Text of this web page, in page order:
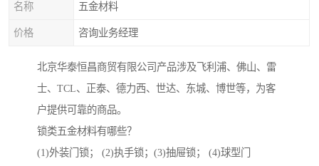
名称 五金材料
价格 咨询业务经理
北京华泰恒昌商贸有限公司产品涉及飞利浦、佛山、雷
士、TCL、正泰、德力西、世达、东城、博世等，为客
户提供可靠的商品。
锁类五金材料有哪些？
(1)外装门锁； (2)执手锁；(3)抽屉锁； (4)球型门